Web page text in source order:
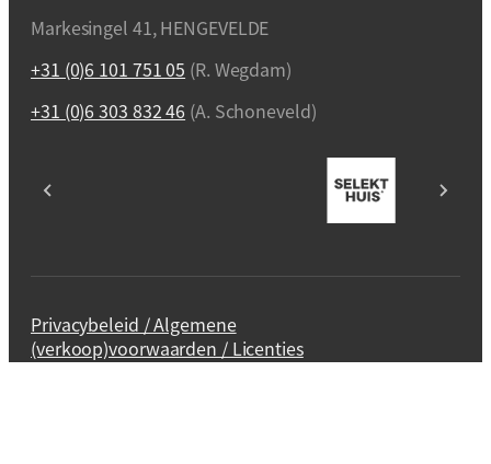
Markesingel 41, HENGEVELDE
+31 (0)6 101 751 05 (R. Wegdam)
+31 (0)6 303 832 46 (A. Schoneveld)
Privacybeleid / Algemene
(verkoop)voorwaarden / Licenties